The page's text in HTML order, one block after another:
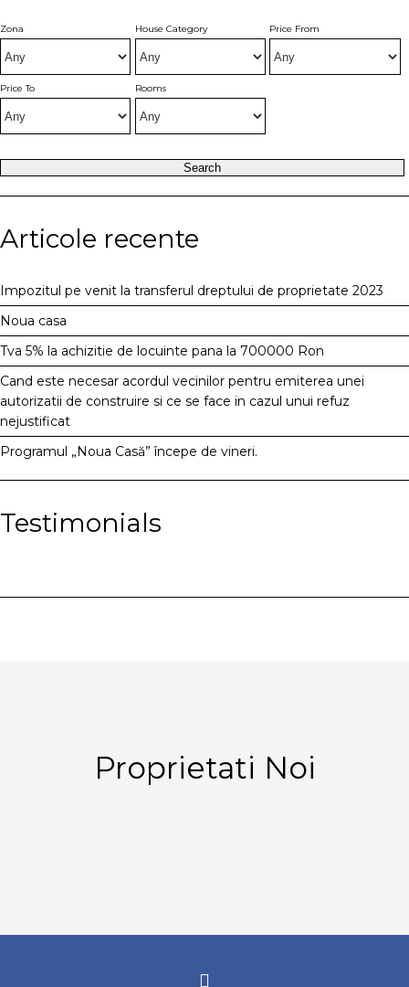
Zona House Category Price From
Price To Rooms
Articole recente
Impozitul pe venit la transferul dreptului de proprietate 2023
Noua casa
Tva 5% la achizitie de locuinte pana la 700000 Ron
Cand este necesar acordul vecinilor pentru emiterea unei
autorizatii de construire si ce se face in cazul unui refuz
nejustificat
Programul „Noua Casă” începe de vineri.
Testimonials
Proprietati Noi